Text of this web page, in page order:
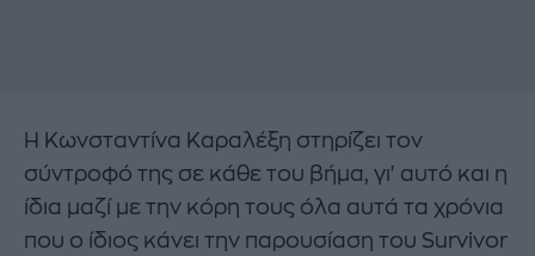
Η Κωνσταντίνα Καραλέξη στηρίζει τον
σύντροφό της σε κάθε του βήμα, γι' αυτό και η
ίδια μαζί με την κόρη τους όλα αυτά τα χρόνια
που ο ίδιος κάνει την παρουσίαση του Survivor